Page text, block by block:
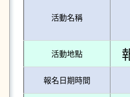
活動名稱
活動地點
報名日期時間